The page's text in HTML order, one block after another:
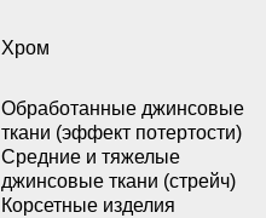
Хром
Обработанные джинсовые
ткани (эффект потертости)
Средние и тяжелые
джинсовые ткани (стрейч)
Корсетные изделия